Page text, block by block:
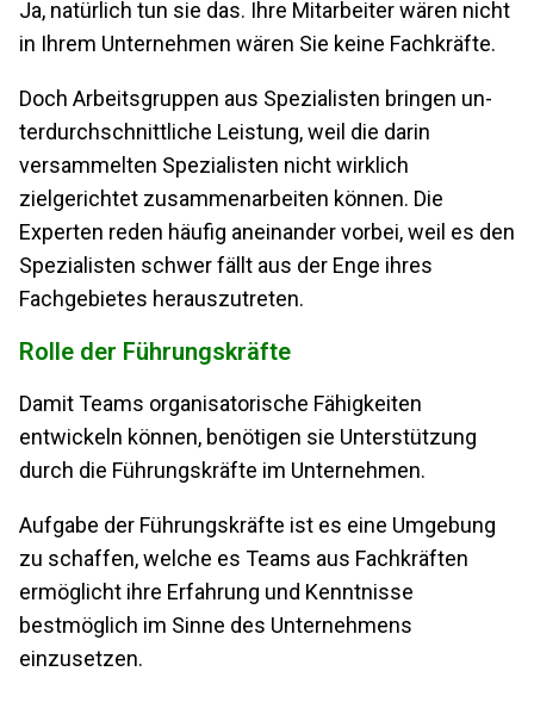
Ja, natürlich tun sie das. Ihre Mitarbeiter wären nicht
in Ihrem Un­ter­neh­men wären Sie keine Fachkräfte.
Doch Arbeitsgruppen aus Spezialisten bringen un­
ter­durch­schnitt­li­che Leistung, weil die darin
versammelten Spezialisten nicht wirklich
zielgerichtet zusammenarbeiten können. Die
Experten reden häufig aneinander vorbei, weil es den
Spezialisten schwer fällt aus der Enge ihres
Fachgebietes herauszutreten.
Rolle der Führungskräfte
Damit Teams organisatorische Fähigkeiten
entwickeln können, benötigen sie Unterstützung
durch die Führungskräfte im Unternehmen.
Aufgabe der Führungskräfte ist es eine Umgebung
zu schaffen, welche es Teams aus Fachkräften
ermöglicht ihre Erfahrung und Kenntnisse
bestmöglich im Sinne des Unternehmens
einzusetzen.